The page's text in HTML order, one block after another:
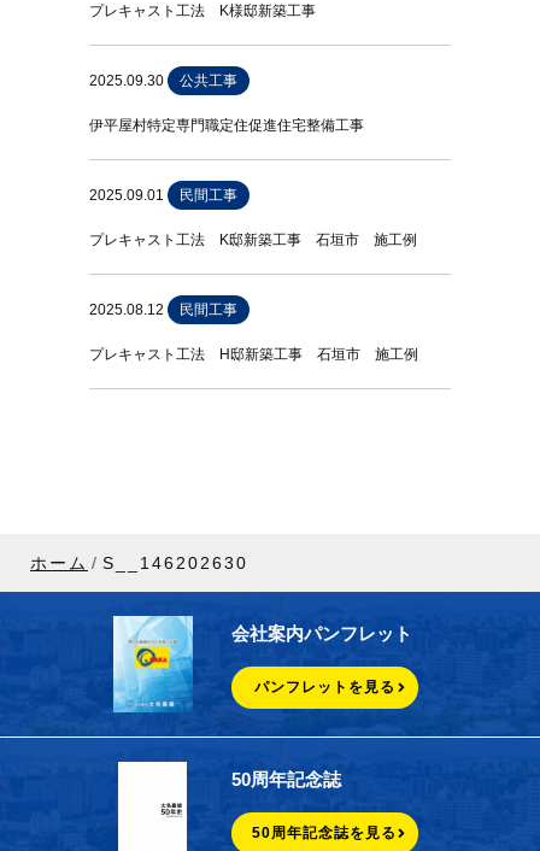
プレキャスト工法 K様邸新築工事
2025.09.30 公共工事
伊平屋村特定専門職定住促進住宅整備工事
2025.09.01 民間工事
プレキャスト工法 K邸新築工事 石垣市 施工例
2025.08.12 民間工事
プレキャスト工法 H邸新築工事 石垣市 施工例
ホーム S__146202630
会社案内パンフレット
パンフレットを見る
50周年記念誌
50周年記念誌を見る